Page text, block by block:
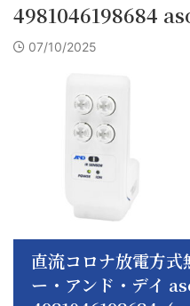
4981046198684
07/10/2025
直流コロナ放電方式
ー・アンド・デイ